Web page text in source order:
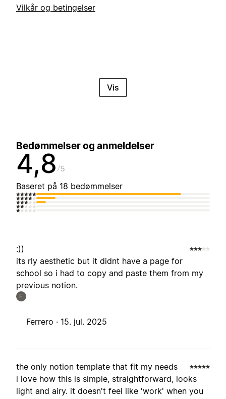
Vilkår og betingelser
Vis
Bedømmelser og anmeldelser
4,8 5
Baseret på 18 bedømmelser
:))
its rly aesthetic but it didnt have a page for
school so i had to copy and paste them from my
previous notion.
F
Ferrero · 15. jul. 2025
the only notion template that fit my needs
i love how this is simple, straightforward, looks
light and airy. it doesn't feel like 'work' when you